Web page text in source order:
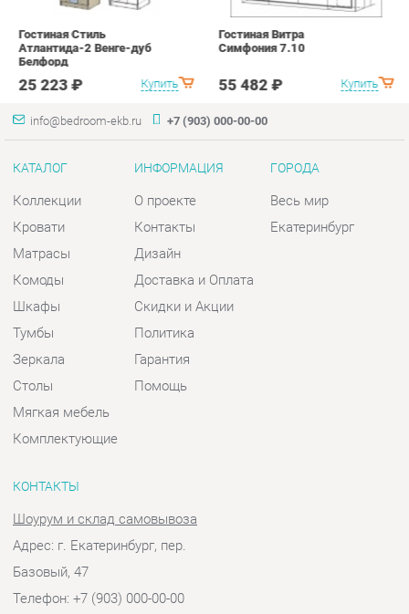
info@bedroom-ekb.ru
КАТАЛОГ
Коллекции
Кровати
Матрасы
Комоды
Зеркала
Столы
Мягкая мебель
Комплектующие
ИНФОРМАЦИЯ
О проекте
Контакты
Дизайн
Доставка и Оплата
Политика
Помощь
ГОРОДА
Весь мир
КОНТАКТЫ
Шоурум и склад самовывоза
Адрес: г. Екатеринбург, пер.
Базовый, 47
Часы работы:
Пн - Пт:10:00 - 18:00 (GMT+5)
Отправить сообщение
© 2009-2026 Спальни-Екатеринбург